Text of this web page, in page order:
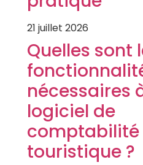
21 juillet 2026
Quelles sont
nécessaires
logiciel de
comptabilité
touristique ?